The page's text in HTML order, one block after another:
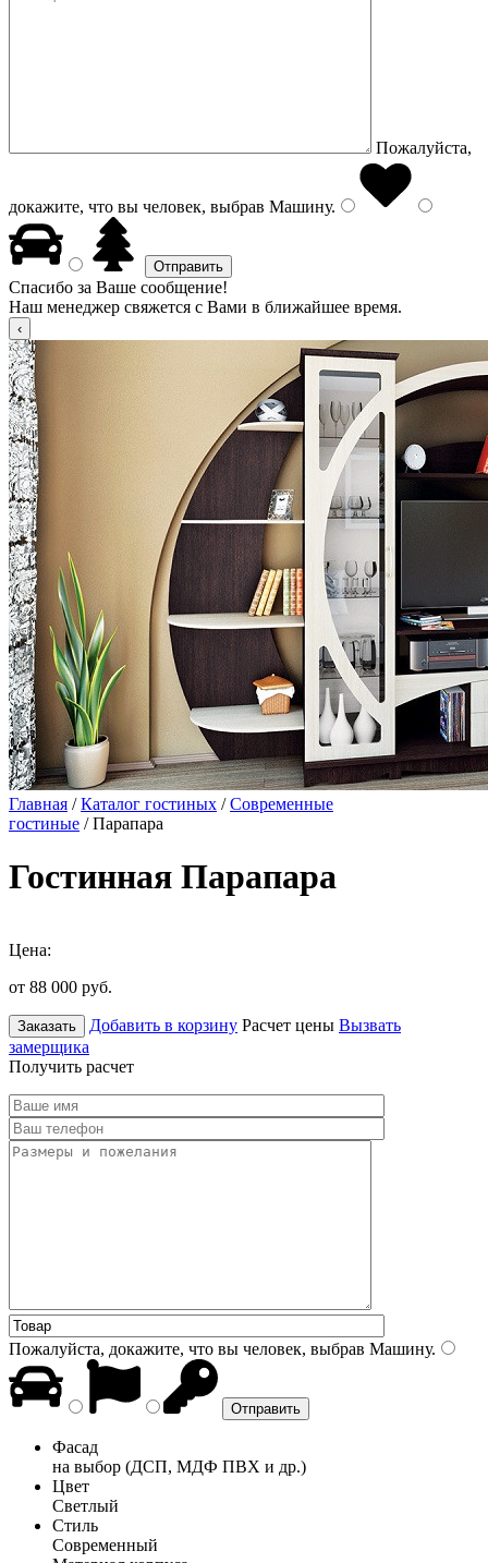
Пожалуйста,
докажите, что вы человек, выбрав Машину.
Спасибо за Ваше сообщение!
Наш менеджер свяжется с Вами в ближайшее время.
Главная /Каталог гостиных /Современные
гостиные / Парапара
Гостинная Парапара
Цена:
от 88 000 руб.
Заказать Добавить в корзину Расчет цены Вызвать
замерщика
Получить расчет
Пожалуйста, докажите, что вы человек, выбрав Машину.
Фасад
на выбор (ДСП, МДФ ПВХ и др.)
Цвет
Светлый
Стиль
Современный